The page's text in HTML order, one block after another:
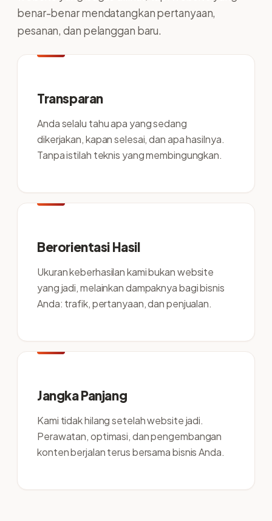
benar-benar mendatangkan pertanyaan,
pesanan, dan pelanggan baru.
Transparan
Anda selalu tahu apa yang sedang
dikerjakan, kapan selesai, dan apa hasilnya.
Tanpa istilah teknis yang membingungkan.
Berorientasi Hasil
Ukuran keberhasilan kami bukan website
yang jadi, melainkan dampaknya bagi bisnis
Anda: trafik, pertanyaan, dan penjualan.
Jangka Panjang
Kami tidak hilang setelah website jadi.
Perawatan, optimasi, dan pengembangan
konten berjalan terus bersama bisnis Anda.